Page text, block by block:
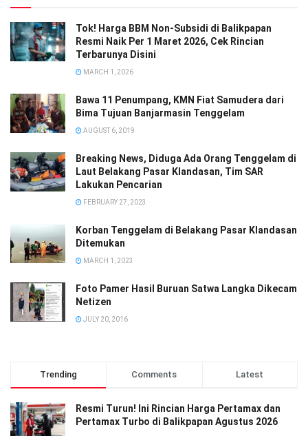
Tok! Harga BBM Non-Subsidi di Balikpapan
Resmi Naik Per 1 Maret 2026, Cek Rincian
Terbarunya Disini
MARCH 1, 2026
Bawa 11 Penumpang, KMN Fiat Samudera dari
Bima Tujuan Banjarmasin Tenggelam
AUGUST 6, 2019
Breaking News, Diduga Ada Orang Tenggelam di
Laut Belakang Pasar Klandasan, Tim SAR
Lakukan Pencarian
FEBRUARY 27, 2023
Korban Tenggelam di Belakang Pasar Klandasan
Ditemukan
MARCH 1, 2023
Foto Pamer Hasil Buruan Satwa Langka Dikecam
Netizen
JULY 20, 2016
Trending Comments Latest
Resmi Turun! Ini Rincian Harga Pertamax dan
Pertamax Turbo di Balikpapan Agustus 2026